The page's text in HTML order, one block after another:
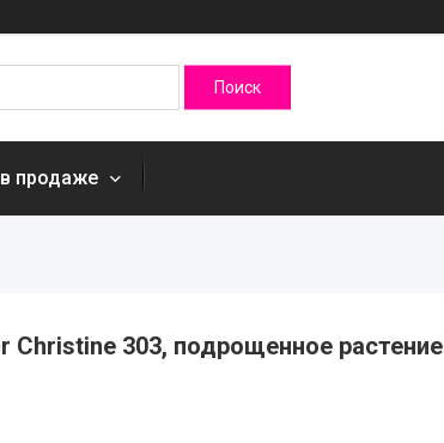
продаже
Christine 303, подрощенное растение